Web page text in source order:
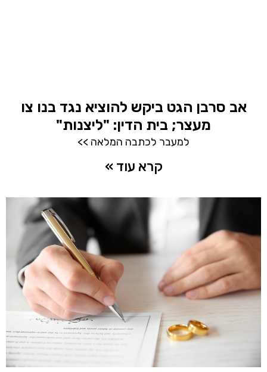
אב סרבן הגט ביקש להוציא נגד בנו צו
מעצר; בית הדין: "ליצנות"
למעבר לכתבה המלאה >>
קרא עוד »